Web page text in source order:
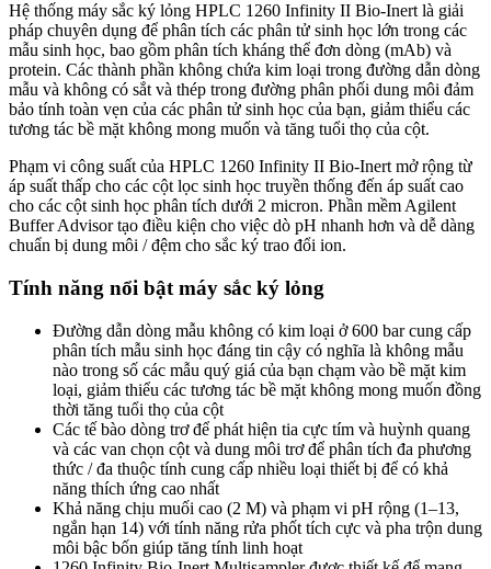
Hệ thống máy sắc ký lỏng HPLC 1260 Infinity II Bio-Inert là giải
pháp chuyên dụng để phân tích các phân tử sinh học lớn trong các
mẫu sinh học, bao gồm phân tích kháng thể đơn dòng (mAb) và
protein. Các thành phần không chứa kim loại trong đường dẫn dòng
mẫu và không có sắt và thép trong đường phân phối dung môi đảm
bảo tính toàn vẹn của các phân tử sinh học của bạn, giảm thiểu các
tương tác bề mặt không mong muốn và tăng tuổi thọ của cột.
Phạm vi công suất của HPLC 1260 Infinity II Bio-Inert mở rộng từ
áp suất thấp cho các cột lọc sinh học truyền thống đến áp suất cao
cho các cột sinh học phân tích dưới 2 micron. Phần mềm Agilent
Buffer Advisor tạo điều kiện cho việc dò pH nhanh hơn và dễ dàng
chuẩn bị dung môi / đệm cho sắc ký trao đổi ion.
Tính năng nổi bật máy sắc ký lỏng
Đường dẫn dòng mẫu không có kim loại ở 600 bar cung cấp
phân tích mẫu sinh học đáng tin cậy có nghĩa là không mẫu
nào trong số các mẫu quý giá của bạn chạm vào bề mặt kim
loại, giảm thiểu các tương tác bề mặt không mong muốn đồng
thời tăng tuổi thọ của cột
Các tế bào dòng trơ ​​để phát hiện tia cực tím và huỳnh quang
và các van chọn cột và dung môi trơ để phân tích đa phương
thức / đa thuộc tính cung cấp nhiều loại thiết bị để có khả
năng thích ứng cao nhất
Khả năng chịu muối cao (2 M) và phạm vi pH rộng (1–13,
ngắn hạn 14) với tính năng rửa phốt tích cực và pha trộn dung
môi bậc bốn giúp tăng tính linh hoạt